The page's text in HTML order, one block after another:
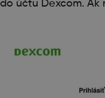
do účtu Dexcom. Ak